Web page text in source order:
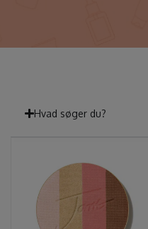
Hvad søger du?